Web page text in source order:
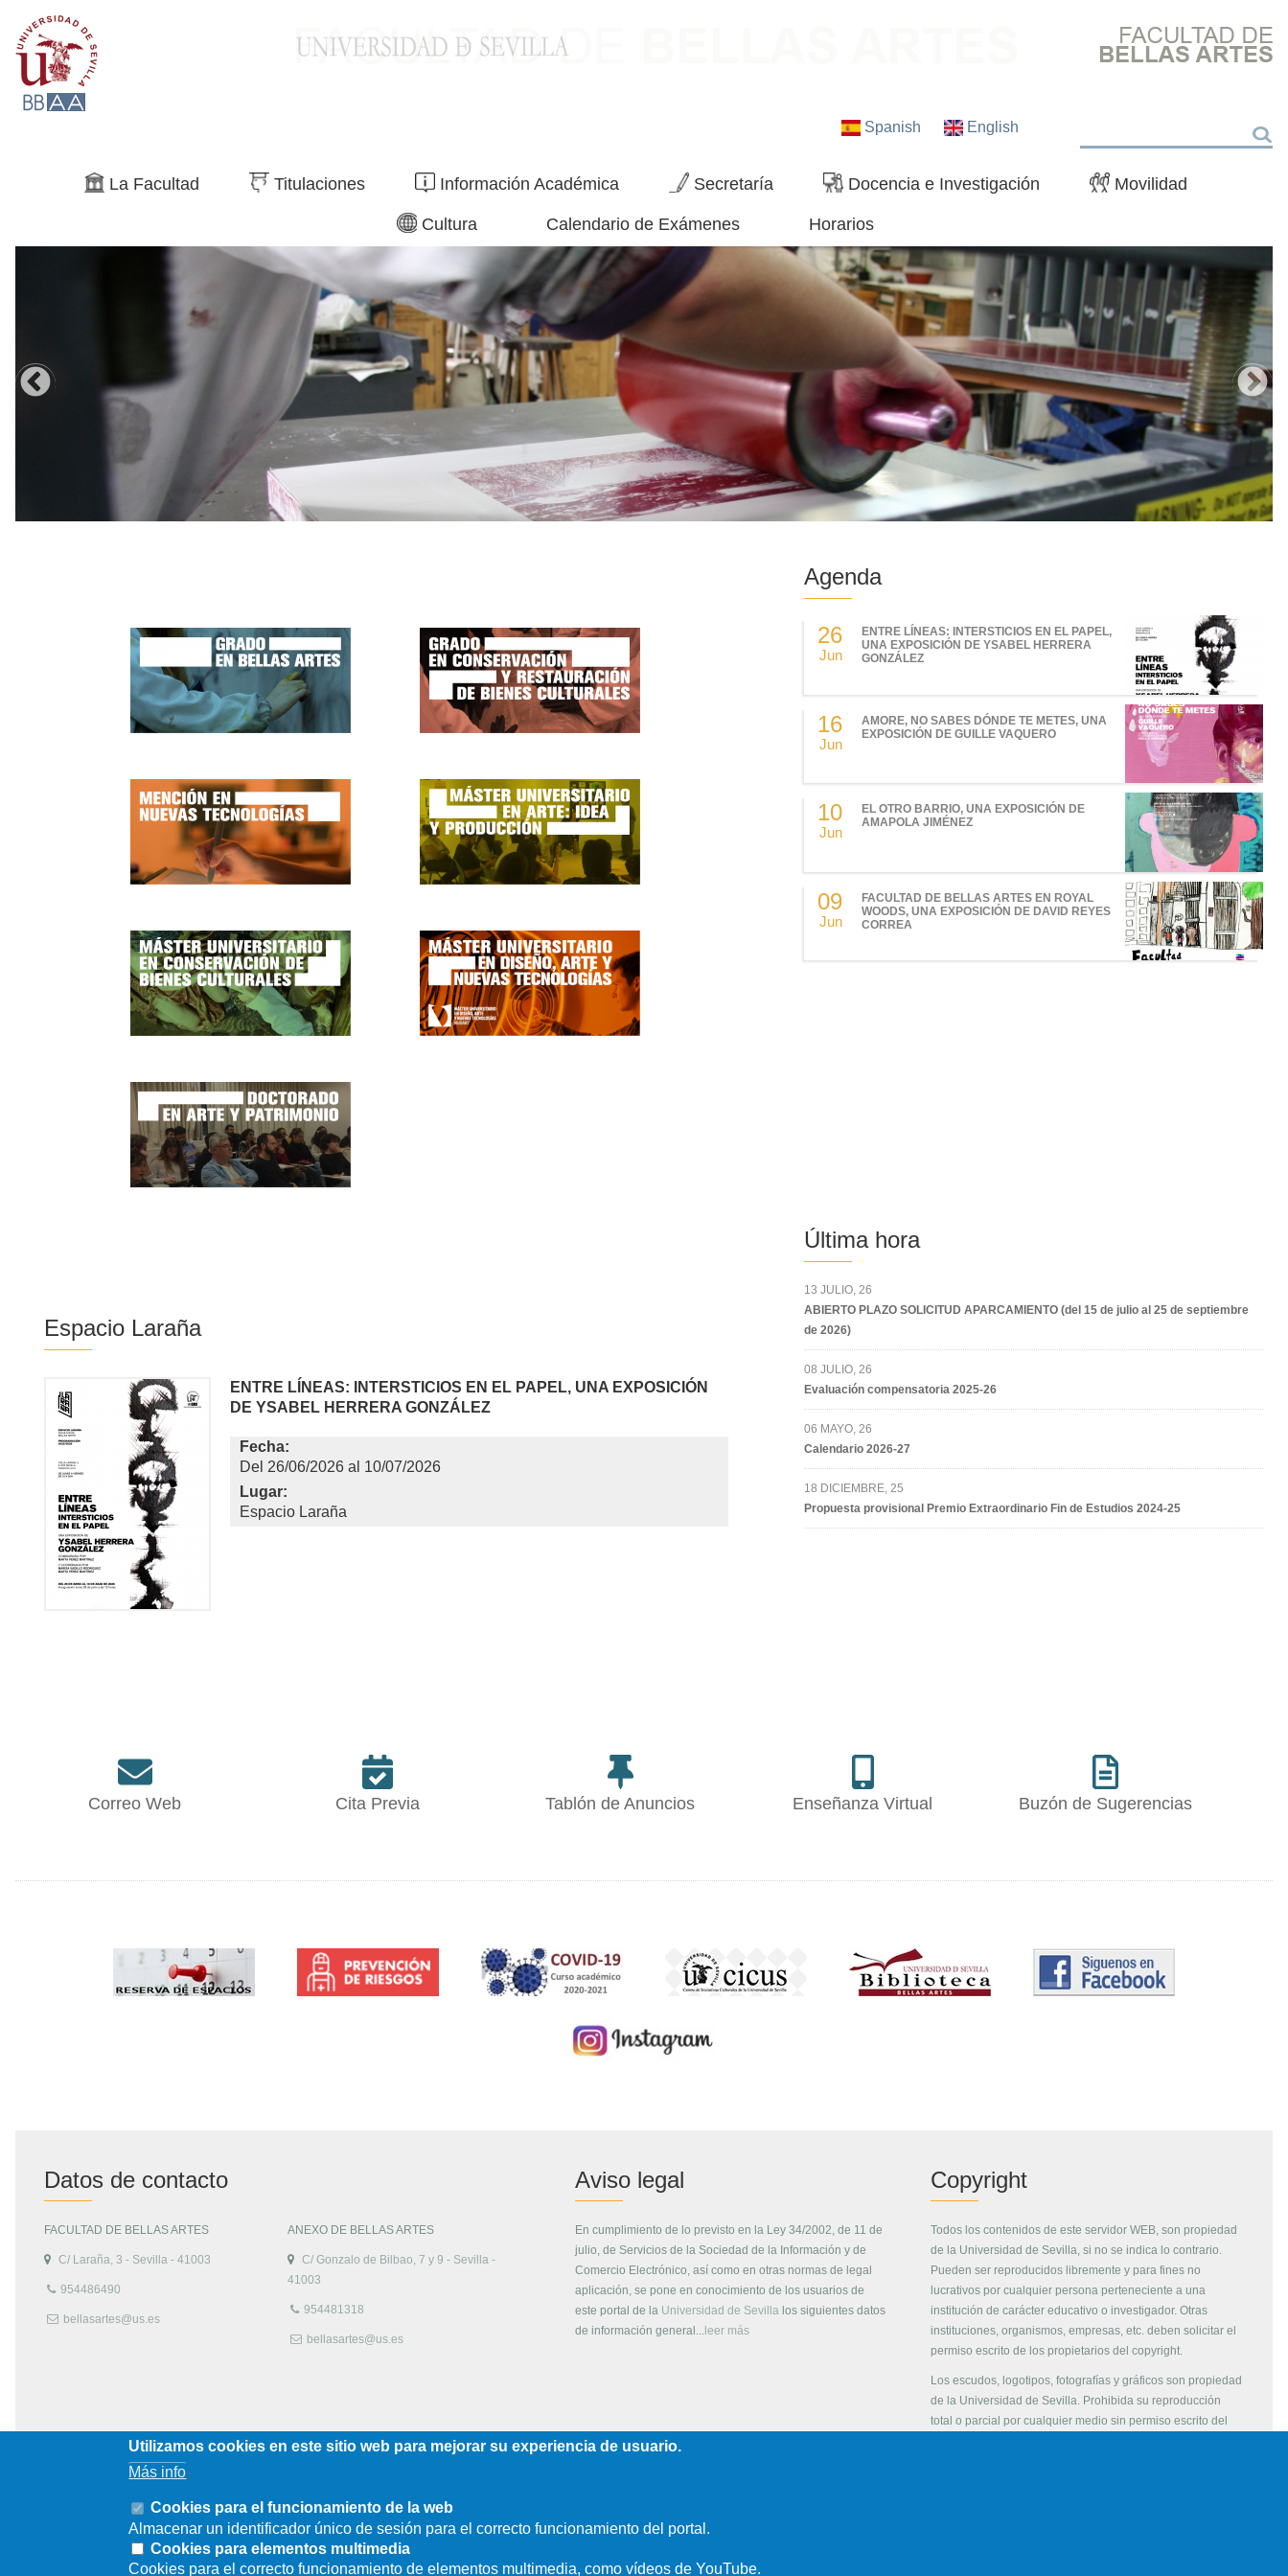
Spanish English
Buscar La Facultad Titulaciones Información Académica Secretaría Docencia e Investigación
Movilidad
Cultura
Calendario de Exámenes Horarios
Agenda
26
Jun
ENTRE LÍNEAS: INTERSTICIOS EN EL PAPEL,
UNA EXPOSICIÓN DE YSABEL HERRERA
GONZÁLEZ
16
Jun
AMORE, NO SABES DÓNDE TE METES, UNA
EXPOSICIÓN DE GUILLE VAQUERO
10
Jun
EL OTRO BARRIO, UNA EXPOSICIÓN DE
AMAPOLA JIMÉNEZ
09
Jun
FACULTAD DE BELLAS ARTES EN ROYAL
WOODS, UNA EXPOSICIÓN DE DAVID REYES
CORREA
Espacio Laraña
ENTRE LÍNEAS: INTERSTICIOS EN EL PAPEL, UNA EXPOSICIÓN
DE YSABEL HERRERA GONZÁLEZ
Fecha:
26/06/2026 al 10/07/2026
Lugar:
Espacio Laraña
Última hora
13 JULIO, 26
ABIERTO PLAZO SOLICITUD APARCAMIENTO (del 15 de julio al 25 de septiembre
de 2026)
08 JULIO, 26
Evaluación compensatoria 2025-26
06 MAYO, 26
Calendario 2026-27
18 DICIEMBRE, 25
Propuesta provisional Premio Extraordinario Fin de Estudios 2024-25
Correo Web Cita Previa Tablón de Anuncios Enseñanza Virtual Buzón de Sugerencias
Datos de contacto
FACULTAD DE BELLAS ARTES
C/ Laraña, 3 - Sevilla - 41003
954486490
bellasartes@us.es
ANEXO DE BELLAS ARTES
C/ Gonzalo de Bilbao, 7 y 9 - Sevilla -
41003
954481318
bellasartes@us.es
Aviso legal
En cumplimiento de lo previsto en la Ley 34/2002, de 11 de
julio, de Servicios de la Sociedad de la Información y de
Comercio Electrónico, así como en otras normas de legal
aplicación, se pone en conocimiento de los usuarios de
este portal de la Universidad de Sevilla los siguientes datos
de información general... leer más
Copyright
Todos los contenidos de este servidor WEB, son propiedad
de la Universidad de Sevilla, si no se indica lo contrario.
Pueden ser reproducidos libremente y para fines no
lucrativos por cualquier persona perteneciente a una
institución de carácter educativo o investigador. Otras
instituciones, organismos, empresas, etc. deben solicitar el
permiso escrito de los propietarios del copyright.
Los escudos, logotipos, fotografías y gráficos son propiedad
de la Universidad de Sevilla. Prohibida su reproducción
total o parcial por cualquier medio sin permiso escrito del
Utilizamos cookies en este sitio web para mejorar su experiencia de usuario.
Más info
Cookies para el funcionamiento de la web
Almacenar un identificador único de sesión para el correcto funcionamiento del portal.
Cookies para elementos multimedia
Cookies para el correcto funcionamiento de elementos multimedia, como vídeos de YouTube.